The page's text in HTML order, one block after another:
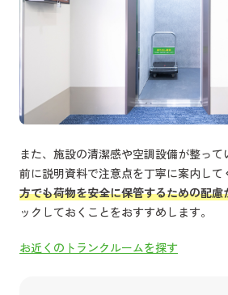
また、施設の清潔感や空調設備が整っ
前に説明資料で注意点を丁寧に案内して
方でも荷物を安全に保管するための配慮
ックしておくことをおすすめします。
お近くのトランクルームを探す